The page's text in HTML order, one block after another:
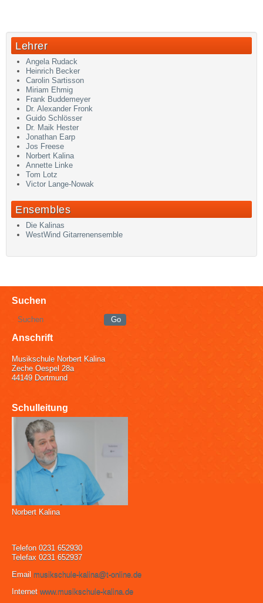
Lehrer
Angela Rudack
Heinrich Becker
Carolin Sartisson
Miriam Ehmig
Frank Buddemeyer
Dr. Alexander Fronk
Guido Schlösser
Dr. Maik Hester
Jonathan Earp
Jos Freese
Norbert Kalina
Annette Linke
Tom Lotz
Victor Lange-Nowak
Ensembles
Die Kalinas
WestWind Gitarrenensemble
Suchen
Anschrift
Musikschule Norbert Kalina
Zeche Oespel 28a
44149 Dortmund
Schulleitung
Norbert Kalina
Telefon 0231 652930
Telefax 0231 652937
Email musikschule-kalina@t-online.de
Internet www.musikschule-kalina.de